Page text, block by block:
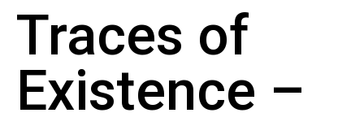
Traces of
Existence –